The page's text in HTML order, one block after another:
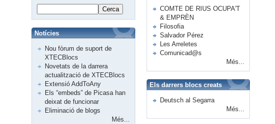
Cerca
Notícies
Nou fòrum de suport de
XTECBlocs
Novetats de la darrera
actualització de XTECBlocs
Extensió AddToAny
Els “embeds” de Picasa han
deixat de funcionar
Eliminació de blogs
Més...
COMTE DE RIUS OCUPA'T
& EMPRÈN
Filosofia
Salvador Pérez
Les Arreletes
Comunicad@s
Més...
Els darrers blocs creats
Deutsch al Segarra
Més...